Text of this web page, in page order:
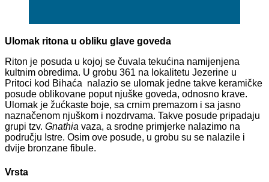
Ulomak ritona u obliku glave goveda
Riton je posuda u kojoj se čuvala tekućina namijenjena
kultnim obredima. U grobu 361 na lokalitetu Jezerine u
Pritoci kod Bihaća nalazio se ulomak jedne takve keramičke
posude oblikovane poput njuške goveda, odnosno krave.
Ulomak je žućkaste boje, sa crnim premazom i sa jasno
naznačenom njuškom i nozdrvama. Takve posude pripadaju
grupi tzv. Gnathia vaza, a srodne primjerke nalazimo na
području Istre. Osim ove posude, u grobu su se nalazile i
dvije bronzane fibule.
Vrsta